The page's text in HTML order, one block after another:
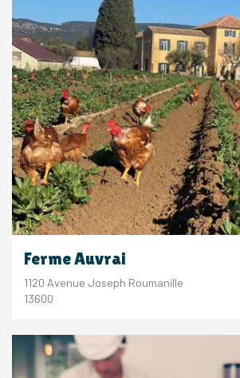
Ferme Auvrai
1120 Avenue Joseph Roumanille
13600